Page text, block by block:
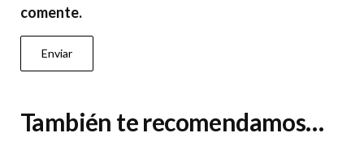
comente.
También te recomendamos…